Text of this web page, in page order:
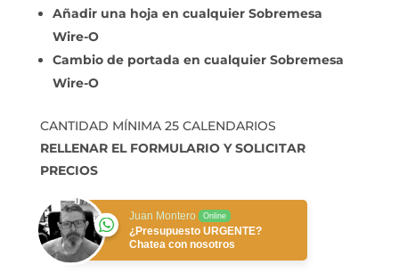
Añadir una hoja en cualquier Sobremesa
Wire-O
Cambio de portada en cualquier Sobremesa
Wire-O
CANTIDAD MÍNIMA 25 CALENDARIOS
RELLENAR EL FORMULARIO Y SOLICITAR
PRECIOS
Juan Montero Online
¿Presupuesto URGENTE?
Chatea con nosotros